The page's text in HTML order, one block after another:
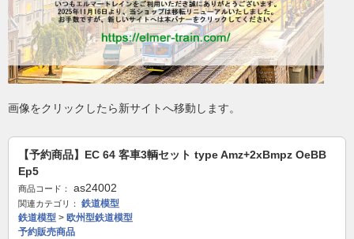
画像をクリックしたら新サイトへ移動します。
【予約商品】EC 64 客車3輌セット type Amz+2xBmpz OeBB
Ep5
商品コード： as24002
関連カテゴリ：
鉄道模型
鉄道模型 > 欧州型鉄道模型
予約販売商品